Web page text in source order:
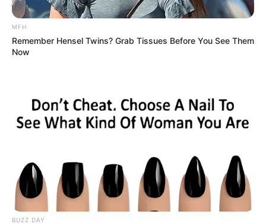
MFH
Remember Hensel Twins? Grab Tissues Before You See Them
Now
BUZZ DAY